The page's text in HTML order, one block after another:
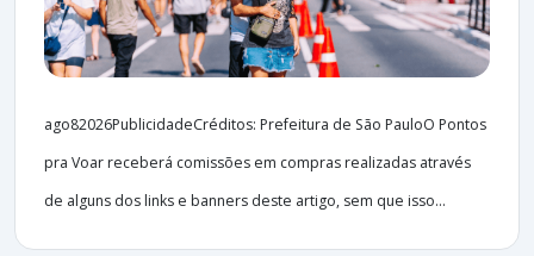
ago82026PublicidadeCréditos: Prefeitura de São PauloO Pontos
pra Voar receberá comissões em compras realizadas através
de alguns dos links e banners deste artigo, sem que isso...